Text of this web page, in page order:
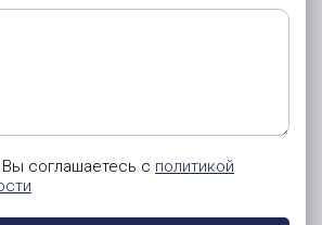
соглашаетесь с политикой